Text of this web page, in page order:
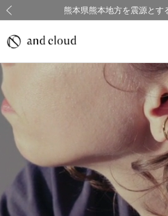
採用のご
熊本県熊本地方を震源とす
夏季休業につい
購入証明書ペーパー
採用のご
熊本県熊本地方を震源とす